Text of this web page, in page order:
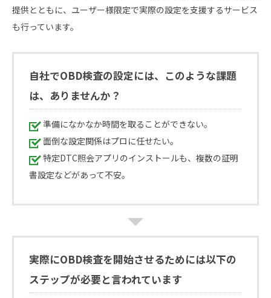
提供とともに、ユーザー様限定で実際の設定を支援するサービス
も行っています。
自社でOBD検査の設定には、このような課題
は、ありませんか？
準備になかなか時間を取ることができない。
面倒な設定関係はプロに任せたい。
特定DTC照会アプリのインストールも、複数の証明
書設定などがあって不安。
実際にOBD検査を開始させるためには以下の
ステップが必要と言われています